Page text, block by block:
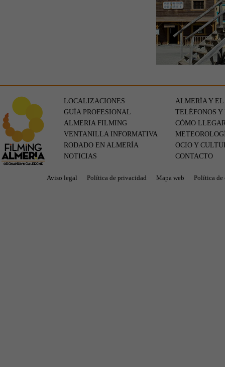
LOCALIZACIONES
GUÍA PROFESIONAL
ALMERIA FILMING
VENTANILLA INFORMATIVA
RODADO EN ALMERÍA
NOTICIAS
ALMERÍA Y EL
TELÉFONOS Y
CÓMO
OCIO Y
CONTACTO
Aviso legal Política de privacidad Mapa web Política de